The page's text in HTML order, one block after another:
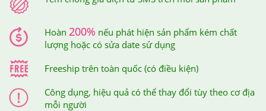
Hoàn 200% nếu phát hiện sản phẩm kém chất
lượng hoặc có sửa date sử dụng
Freeship trên toàn quốc (có điều kiện)
Công dụng, hiệu quả có thể thay đổi tùy theo cơ địa
mỗi người